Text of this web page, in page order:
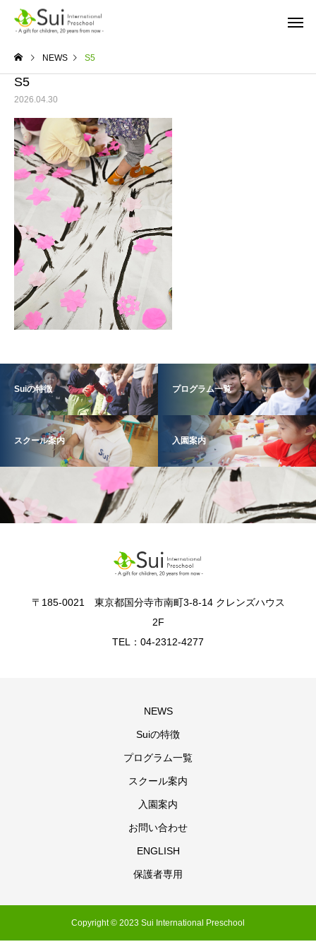
NEWS S5
S5
2026.04.30
Suiの特徴 プログラム一覧
スクール案内 入園案内
〒185-0021 東京都国分寺市南町3-8-14 クレンズハウス
2F
TEL：04-2312-4277
NEWS
Suiの特徴
プログラム一覧
スクール案内
入園案内
お問い合わせ
ENGLISH
保護者専用
Copyright © 2023 Sui International Preschool